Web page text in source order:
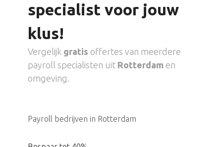
specialist voor jouw
klus!
Vergelijk gratis offertes van meerdere
payroll specialisten uit Rotterdam en
omgeving.
Payroll bedrijven in Rotterdam